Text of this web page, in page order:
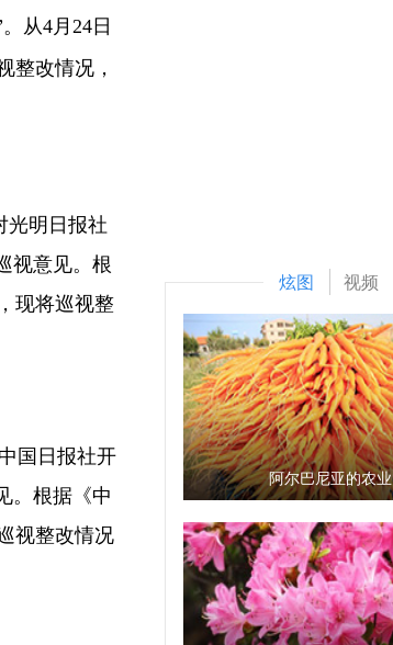
从4月24日
整改情况，
明日报社
视意见。根
现将巡视整
国日报社开
。根据《中
视整改情况
炫图 视频
阿尔巴尼亚的农业